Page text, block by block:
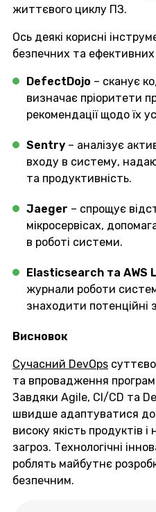
життєвого циклу ПЗ.
Ось деякі корисні
безпечних та
DefectDojo – сканує
визначає пріоритети
рекомендації щодо їх
Sentry – аналізує
входу в систему,
та продуктивність.
Jaeger – спрощує
мікросервісах,
в роботі системи.
Elasticsearch та AWS
журнали роботи
знаходити потенційні
Висновок
Сучасний DevOps
та впровадження
Завдяки Agile, CI/CD та
швидше адаптуватися до
високу якість продуктів
загроз. Технологічні
роблять майбутнє
безпечним.